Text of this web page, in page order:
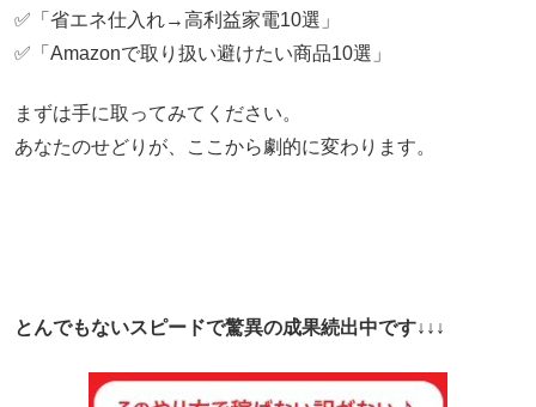
✅「省エネ仕入れ→高利益家電10選」
✅「Amazonで取り扱い避けたい商品10選」
まずは手に取ってみてください。
あなたのせどりが、ここから劇的に変わります。
とんでもないスピードで驚異の成果続出中です↓↓↓